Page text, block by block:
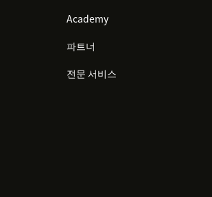
Academy
파트너
전문 서비스